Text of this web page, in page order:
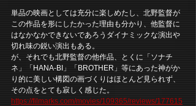
単品の映画としては充分に楽しめたし、北野監督が
この作品を形にしたかった理由も分かり、他監督に
はなかなかできないであろうダイナミックな演出や
切れ味の鋭い演出もある。
が、それでも北野監督の他作品、とくに「ソナチ
ネ」「HANA-BI」「BROTHER」等にあった神がか
り的に美しい構図の画づくりはほとんど見られず、
その点をとても寂しく感じた。
https://filmarks.com/movies/109365/reviews/177615